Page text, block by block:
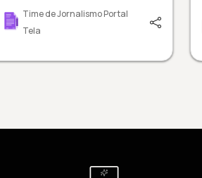
Time de Jornalismo Portal
Tela